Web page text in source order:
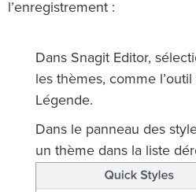
l’enregistrement :
Dans Snagit Editor,
les thèmes, comme
Légende.
Dans le panneau des
un thème dans la liste